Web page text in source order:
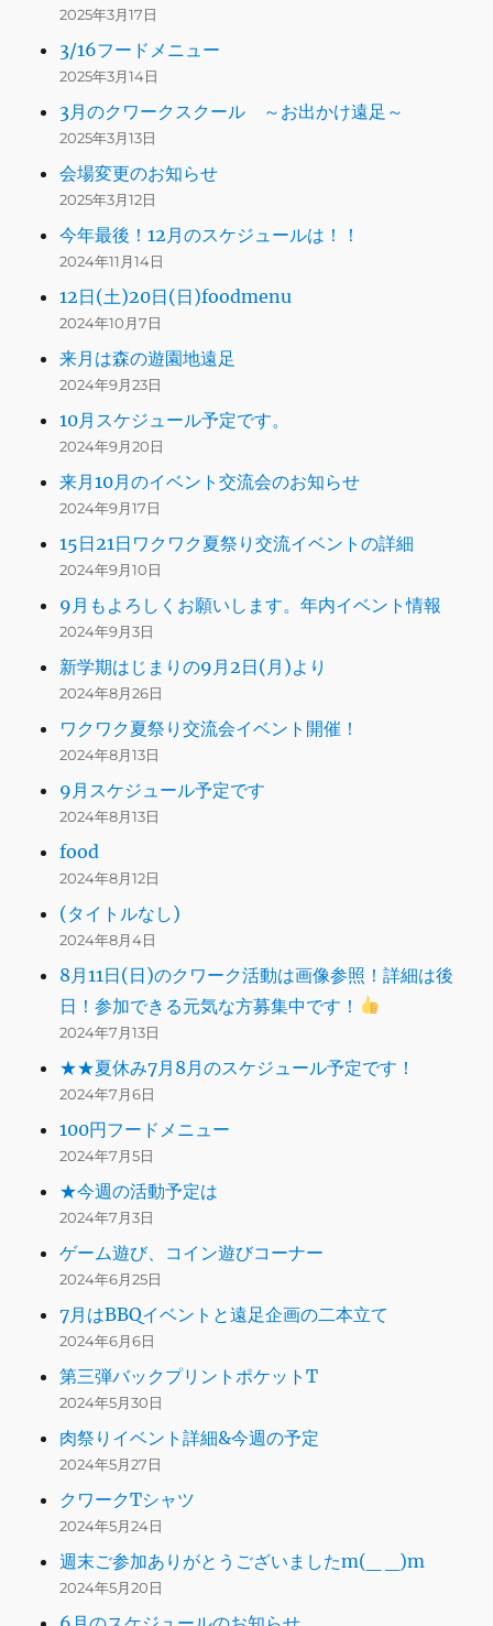
2025年3月17日
3/16フードメニュー
2025年3月14日
3月のクワークスクール ～お出かけ遠足～
2025年3月13日
会場変更のお知らせ
2025年3月12日
今年最後！12月のスケジュールは！！
2024年11月14日
12日(土)20日(日)foodmenu
2024年10月7日
来月は森の遊園地遠足
2024年9月23日
10月スケジュール予定です。
2024年9月20日
来月10月のイベント交流会のお知らせ
2024年9月17日
15日21日ワクワク夏祭り交流イベントの詳細
2024年9月10日
9月もよろしくお願いします。年内イベント情報
2024年9月3日
新学期はじまりの9月2日(月)より
2024年8月26日
ワクワク夏祭り交流会イベント開催！
2024年8月13日
9月スケジュール予定です
2024年8月13日
food
2024年8月12日
(タイトルなし)
2024年8月4日
8月11日(日)のクワーク活動は画像参照！詳細は後
日！参加できる元気な方募集中です！
2024年7月13日
★★夏休み7月8月のスケジュール予定です！
2024年7月6日
100円フードメニュー
2024年7月5日
★今週の活動予定は
2024年7月3日
ゲーム遊び、コイン遊びコーナー
2024年6月25日
7月はBBQイベントと遠足企画の二本立て
2024年6月6日
第三弾バックプリントポケットT
2024年5月30日
肉祭りイベント詳細&今週の予定
2024年5月27日
クワークTシャツ
2024年5月24日
週末ご参加ありがとうございましたm(_ _)m
2024年5月20日